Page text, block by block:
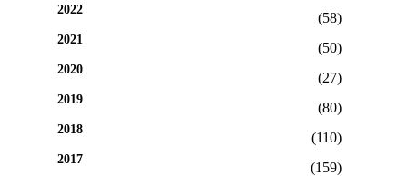
2022
(58)
2021
(50)
2020
(27)
2019
(80)
2018
(110)
2017
(159)